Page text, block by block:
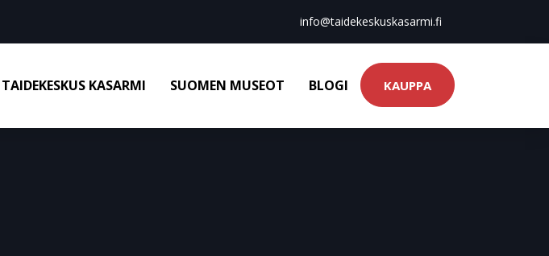
info@taidekeskuskasarmi.fi
TAIDEKESKUS KASARMI SUOMEN MUSEOT BLOGI KAUPPA